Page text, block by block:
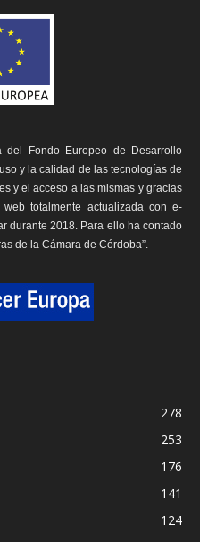
del Fondo Europeo de Desarrollo
y la calidad de las tecnologías de
y el acceso a las mismas y gracias
totalmente actualizada con e-
durante 2018. Para ello ha contado
de la Cámara de Córdoba”.
278
253
176
141
124